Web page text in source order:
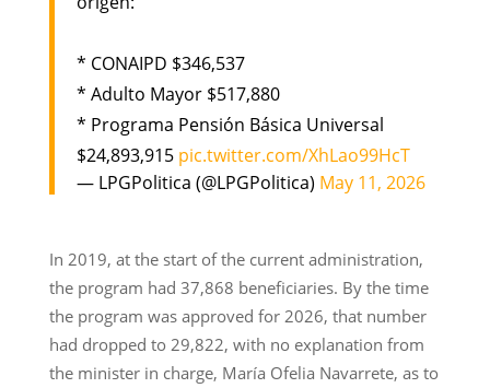
* CONAIPD $346,537
* Adulto Mayor $517,880
* Programa Pensión Básica Universal
$24,893,915 pic.twitter.com/XhLao99HcT
— LPGPolitica (@LPGPolitica) May 11, 2026
In 2019, at the start of the current administration,
the program had 37,868 beneficiaries. By the time
the program was approved for 2026, that number
had dropped to 29,822, with no explanation from
the minister in charge, María Ofelia Navarrete, as to